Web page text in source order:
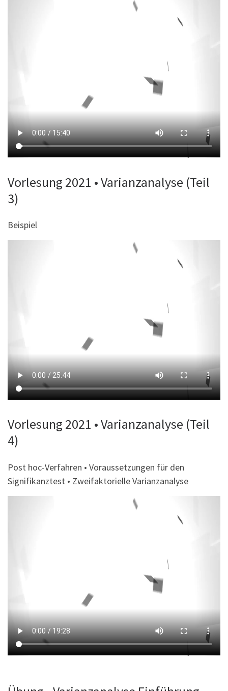
Vorlesung 2021 • Varianzanalyse (Teil
3)
Beispiel
Vorlesung 2021 • Varianzanalyse (Teil
4)
Post hoc-Verfahren • Voraussetzungen für den
Signifikanztest • Zweifaktorielle Varianzanalyse